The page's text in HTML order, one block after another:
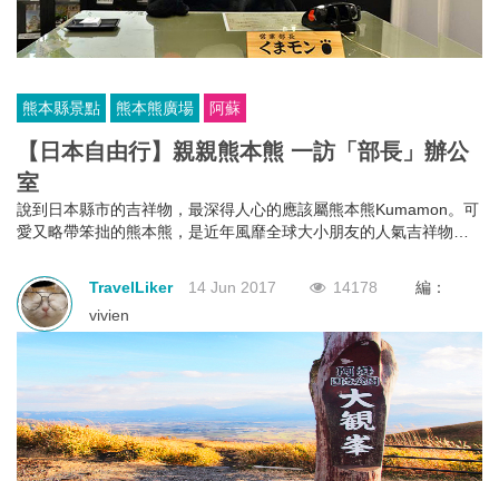
熊本縣景點 熊本熊廣場 阿蘇
【日本自由行】親親熊本熊 一訪「部長」辦公
室
說到日本縣市的吉祥物，最深得人心的應該屬熊本熊Kumamon。可
愛又略帶笨拙的熊本熊，是近年風靡全球大小朋友的人氣吉祥物。
TravelLiker
14 Jun 2017 14178
編：
vivien